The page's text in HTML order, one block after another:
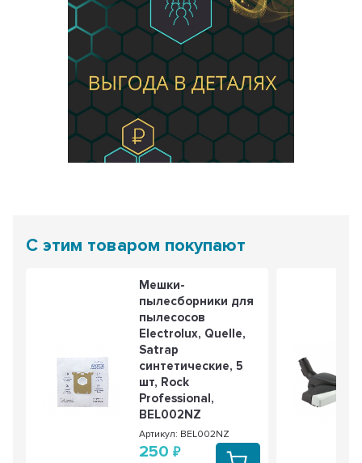
С этим товаром покупают
Мешки-
пылесборники для
пылесосов
Electrolux, Quelle,
Satrap
синтетические, 5
шт, Rock
Professional,
BEL002NZ
Артикул: BEL002NZ
250